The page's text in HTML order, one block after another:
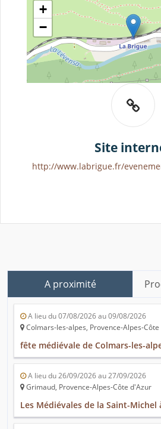
+
−
Site
http://www.labrigue.fr/
A proximité
A lieu du 07/08/2026 au 09/08/2026
Colmars-les-alpes, Provence-Alpes-
fête médiévale de Colmars-les-
A lieu du 26/09/2026 au 27/09/2026
Grimaud, Provence-Alpes-Côte d'Azur
Les Médiévales de la Saint-Michel